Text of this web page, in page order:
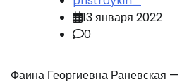
13 января 2022
0
Фаина Георгиевна Раневская